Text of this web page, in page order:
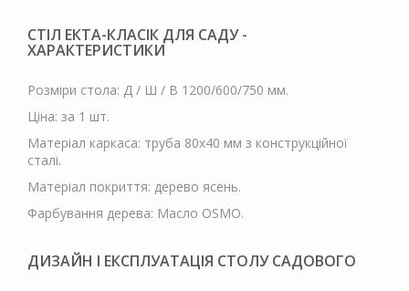
СТІЛ ЕКТА-КЛАСІК ДЛЯ САДУ -
ХАРАКТЕРИСТИКИ
Розміри стола: Д / Ш / В 1200/600/750 мм.
Ціна: за 1 шт.
Матеріал каркаса: труба 80х40 мм з конструкційної
сталі.
Матеріал покриття: дерево ясень.
Фарбування дерева: Масло OSMO.
ДИЗАЙН І ЕКСПЛУАТАЦІЯ СТОЛУ САДОВОГО